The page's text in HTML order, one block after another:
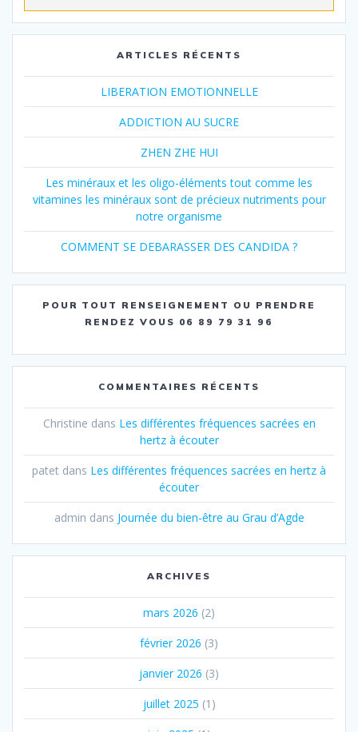
ARTICLES RÉCENTS
LIBERATION EMOTIONNELLE
ADDICTION AU SUCRE
ZHEN ZHE HUI
Les minéraux et les oligo-éléments tout comme les
vitamines les minéraux sont de précieux nutriments pour
notre organisme
COMMENT SE DEBARASSER DES CANDIDA ?
POUR TOUT RENSEIGNEMENT OU PRENDRE
RENDEZ VOUS 06 89 79 31 96
COMMENTAIRES RÉCENTS
Christine dans Les différentes fréquences sacrées en
hertz à écouter
patet dans Les différentes fréquences sacrées en hertz à
écouter
admin dans Journée du bien-être au Grau d’Agde
ARCHIVES
mars 2026 (2)
février 2026 (3)
janvier 2026 (3)
juillet 2025 (1)